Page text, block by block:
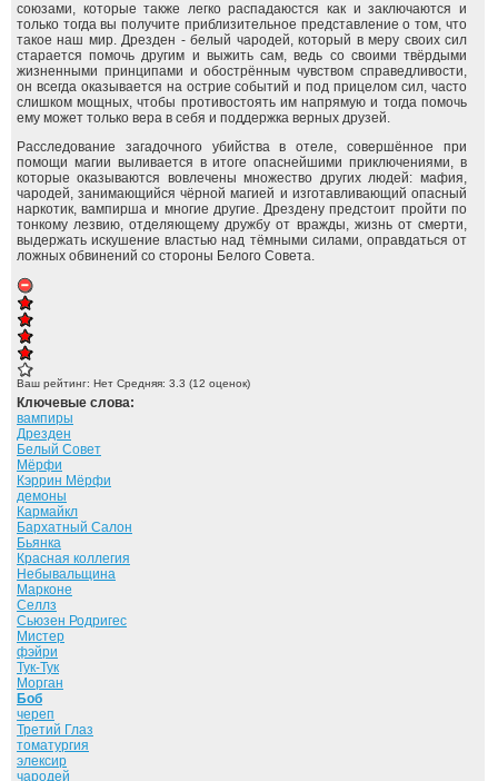
союзами, которые также легко распадаюстся как и заключаются и
только тогда вы получите приблизительное представление о том, что
такое наш мир. Дрезден - белый чародей, который в меру своих сил
старается помочь другим и выжить сам, ведь со своими твёрдыми
жизненными принципами и обострённым чувством справедливости,
он всегда оказывается на острие событий и под прицелом сил, часто
слишком мощных, чтобы противостоять им напрямую и тогда помочь
ему может только вера в себя и поддержка верных друзей.
Расследование загадочного убийства в отеле, совершённое при
помощи магии выливается в итоге опаснейшими приключениями, в
которые оказываются вовлечены множество других людей: мафия,
чародей, занимающийся чёрной магией и изготавливающий опасный
наркотик, вампирша и многие другие. Дрездену предстоит пройти по
тонкому лезвию, отделяющему дружбу от вражды, жизнь от смерти,
выдержать искушение властью над тёмными силами, оправдаться от
ложных обвинений со стороны Белого Совета.
Ваш рейтинг: Нет Средняя: 3.3 (12 оценок)
Ключевые слова:
вампиры
Дрезден
Белый Совет
Мёрфи
Кэррин Мёрфи
демоны
Кармайкл
Бархатный Салон
Бьянка
Красная коллегия
Небывальщина
Марконе
Селлз
Сьюзен Родригес
Мистер
фэйри
Тук-Тук
Морган
Боб
череп
Третий Глаз
томатургия
элексир
чародей